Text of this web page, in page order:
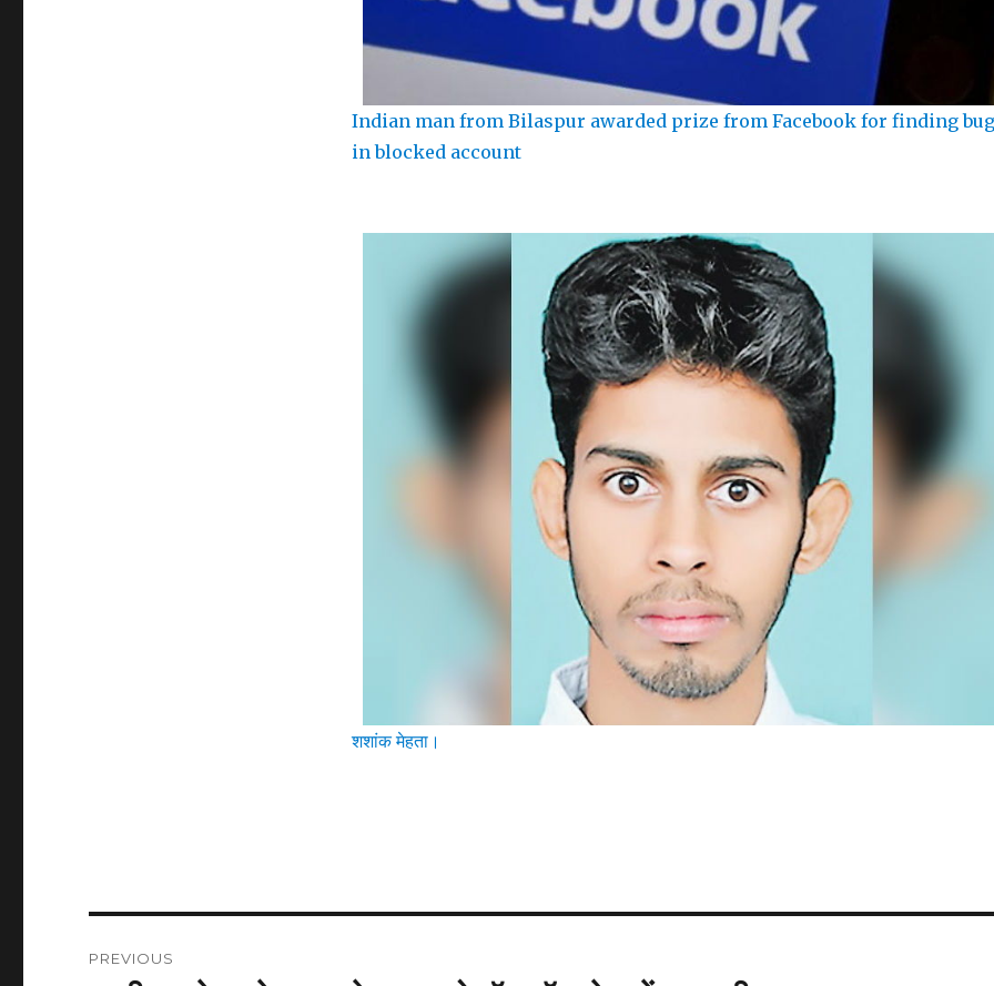
Indian man from Bilaspur awarded prize from Facebook for finding bug
in blocked account
शशांक मेहता।
PREVIOUS